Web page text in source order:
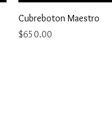
Vista rápida
Cubreboton Maestro
Precio
$650.00